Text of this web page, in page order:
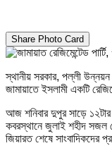
Share Photo Card
স্থানীয় সরকার, পল্লী
জামায়াতে ইসলামী একটি
আজ শনিবার দুপুর সাড়ে ১২টার
কবরস্থানে জুলাই শহীদ সজল
জিয়ারত শেষে সাংবাদিকদের